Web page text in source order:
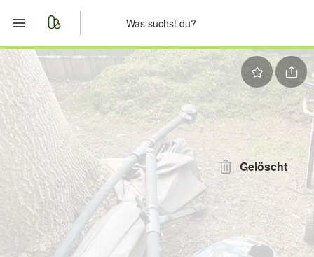
Start
Merkliste
Nachrichten
Anzeige aufgeben
Gelöscht